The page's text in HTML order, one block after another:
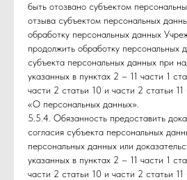
быть отозвано субъектом
отзыва субъектом персональных
обработку персональных данных
продолжить обработку персональных
субъекта персональных данных при
указанных в пунктах 2 – 11 части 1
части 2 статьи 10 и части 2 статьи
«О персональных данных».
5.5.4. Обязанность предоставить
согласия субъекта персональных
персональных данных или
указанных в пунктах 2 – 11 части 1
части 2 статьи 10 и части 2 статьи